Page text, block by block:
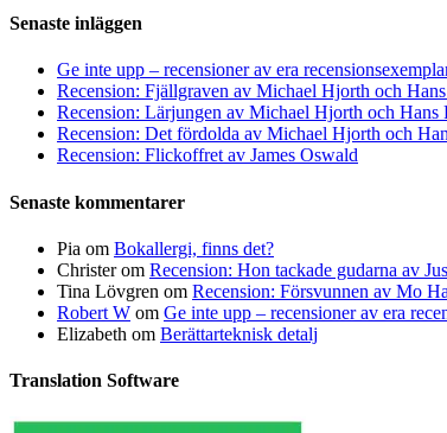
Senaste inläggen
Ge inte upp – recensioner av era
Recension: Fjällgraven av Michael Hjorth och
Recension: Lärjungen av Michael Hjorth och Hans
Recension: Det fördolda av Michael Hjorth och
Recension: Flickoffret av James Oswald
Senaste kommentarer
Pia om Bokallergi, finns det?
Christerom Recension: Hon tackade gudarna av
Tina Lövgren om Recension: Försvunnen av Mo
Robert W om Ge inte upp – recensioner av era
Elizabeth om Berättarteknisk detalj
Translation Software